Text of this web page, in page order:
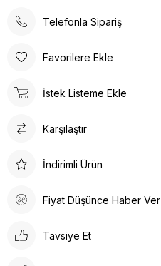
Telefonla Sipariş
Favorilere Ekle
İstek Listeme Ekle
Karşılaştır
İndirimli Ürün
Fiyat Düşünce Haber Ver
Tavsiye Et